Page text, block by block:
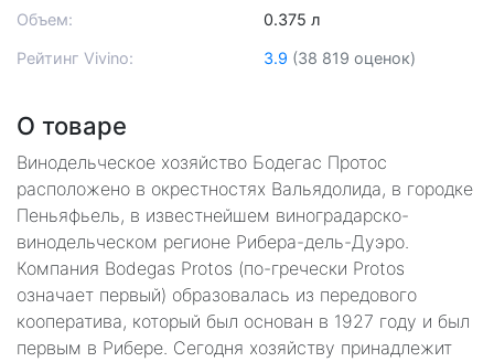
Объем: 0.375 л
Рейтинг Vivino: 3.9 (38 819 оценок)
О товаре
Винодельческое хозяйство Бодегас Протос
расположено в окрестностях Вальядолида, в городке
Пеньяфьель, в известнейшем виноградарско-
винодельческом регионе Рибера-дель-Дуэро.
Компания Bodegas Protos (по-гречески Рrotos
означает первый) образовалась из передового
кооператива, который был основан в 1927 году и был
первым в Рибере. Сегодня хозяйству принадлежит